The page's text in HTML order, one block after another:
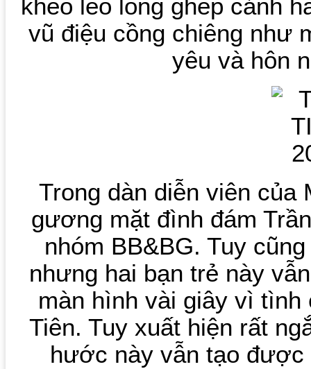
khéo léo lồng ghép cảnh
vũ điệu cồng chiêng như
yêu và hôn
Trong dàn diễn viên của
gương mặt đình đám
nhóm BB&BG. Tuy
nhưng hai bạn trẻ này
màn hình vài giây vì tình
Tiên. Tuy xuất hiện rất
hước này vẫn tạo được